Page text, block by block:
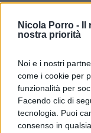
Nicola Porro -
nostra priorità
Noi e i nostri
come i cookie per
funzionalità per
Facendo clic di
tecnologia. Puoi
consenso in
per le imprese
questo gruppo
“identificare e
minacce e le
delle loro